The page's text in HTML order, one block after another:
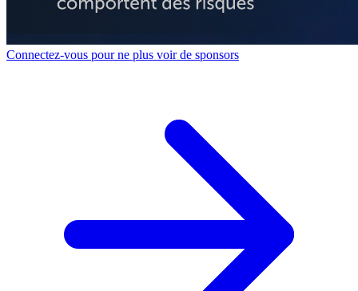
Connectez-vous pour ne plus voir de sponsors